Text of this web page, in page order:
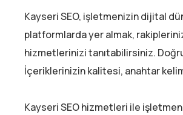
Kayseri SEO, işletmenizin dijital
platformlarda yer almak,
hizmetlerinizi tanıtabilirsiniz.
İçeriklerinizin kalitesi, anahtar
Kayseri SEO hizmetleri ile